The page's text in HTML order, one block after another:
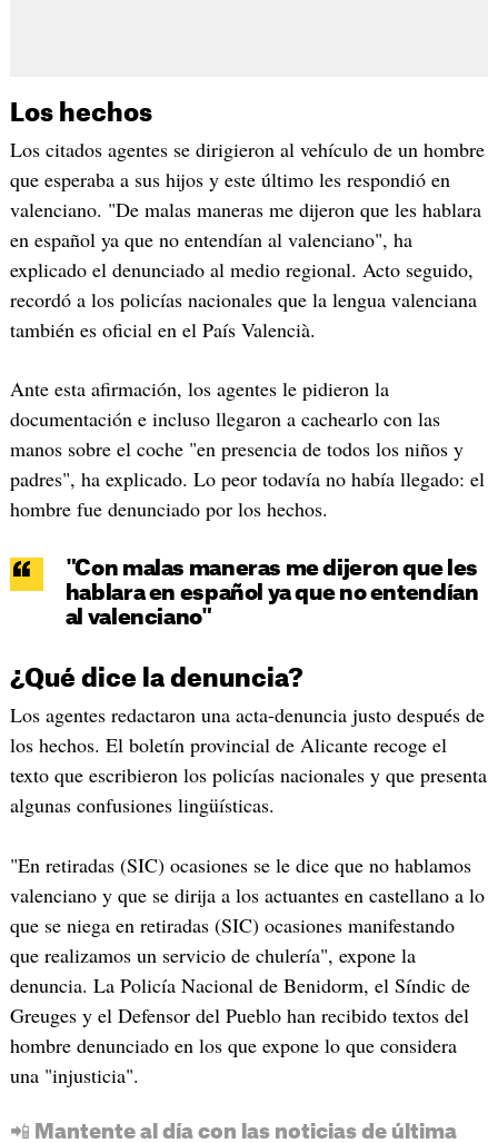
Los hechos
Los citados agentes se dirigieron al vehículo de un hombre
que esperaba a sus hijos y este último les respondió en
valenciano. "De malas maneras me dijeron que les hablara
en español ya que no entendían al valenciano", ha
explicado el denunciado al medio regional. Acto seguido,
recordó a los policías nacionales que la lengua valenciana
también es oficial en el País Valencià.
Ante esta afirmación, los agentes le pidieron la
documentación e incluso llegaron a cachearlo con las
manos sobre el coche "en presencia de todos los niños y
padres", ha explicado. Lo peor todavía no había llegado: el
hombre fue denunciado por los hechos.
"Con malas maneras me dijeron que les
hablara en español ya que no entendían
al valenciano"
¿Qué dice la denuncia?
Los agentes redactaron una acta-denuncia justo después de
los hechos. El boletín provincial de Alicante recoge el
texto que escribieron los policías nacionales y que presenta
algunas confusiones lingüísticas.
"En retiradas (SIC) ocasiones se le dice que no hablamos
valenciano y que se dirija a los actuantes en castellano a lo
que se niega en retiradas (SIC) ocasiones manifestando
que realizamos un servicio de chulería", expone la
denuncia. La Policía Nacional de Benidorm, el Síndic de
Greuges y el Defensor del Pueblo han recibido textos del
hombre denunciado en los que expone lo que considera
una "injusticia".
📲 Mantente al día con las noticias de última